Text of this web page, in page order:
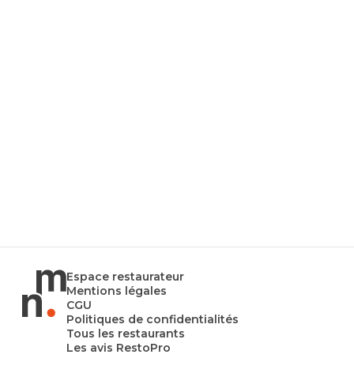
Espace restaurateur
Mentions légales
CGU
Politiques de confidentialités
Tous les restaurants
Les avis RestoPro